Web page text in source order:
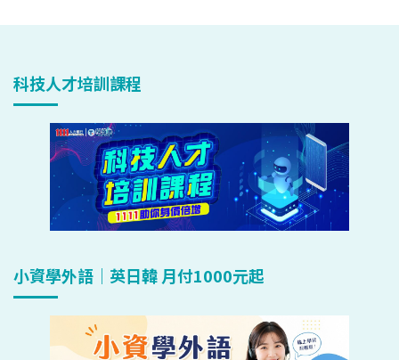
科技人才培訓課程
小資學外語｜英日韓 月付1000元起